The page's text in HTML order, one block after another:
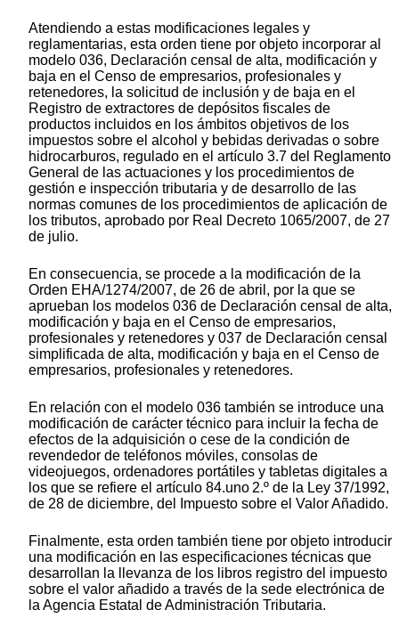
Atendiendo a estas modificaciones legales y
reglamentarias, esta orden tiene por objeto incorporar al
modelo 036, Declaración censal de alta, modificación y
baja en el Censo de empresarios, profesionales y
retenedores, la solicitud de inclusión y de baja en el
Registro de extractores de depósitos fiscales de
productos incluidos en los ámbitos objetivos de los
impuestos sobre el alcohol y bebidas derivadas o sobre
hidrocarburos, regulado en el artículo 3.7 del Reglamento
General de las actuaciones y los procedimientos de
gestión e inspección tributaria y de desarrollo de las
normas comunes de los procedimientos de aplicación de
los tributos, aprobado por Real Decreto 1065/2007, de 27
de julio.
En consecuencia, se procede a la modificación de la
Orden EHA/1274/2007, de 26 de abril, por la que se
aprueban los modelos 036 de Declaración censal de alta,
modificación y baja en el Censo de empresarios,
profesionales y retenedores y 037 de Declaración censal
simplificada de alta, modificación y baja en el Censo de
empresarios, profesionales y retenedores.
En relación con el modelo 036 también se introduce una
modificación de carácter técnico para incluir la fecha de
efectos de la adquisición o cese de la condición de
revendedor de teléfonos móviles, consolas de
videojuegos, ordenadores portátiles y tabletas digitales a
los que se refiere el artículo 84.uno 2.º de la Ley 37/1992,
de 28 de diciembre, del Impuesto sobre el Valor Añadido.
Finalmente, esta orden también tiene por objeto introducir
una modificación en las especificaciones técnicas que
desarrollan la llevanza de los libros registro del impuesto
sobre el valor añadido a través de la sede electrónica de
la Agencia Estatal de Administración Tributaria.